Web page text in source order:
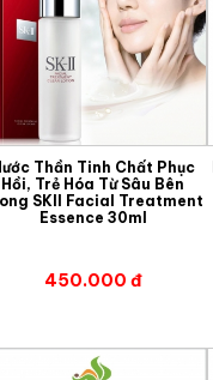
Thần Tinh Chất Phục
Hồi, Trẻ Hóa Từ Sâu Bên
SKII Facial Treatment
Essence 30ml
450.000 đ